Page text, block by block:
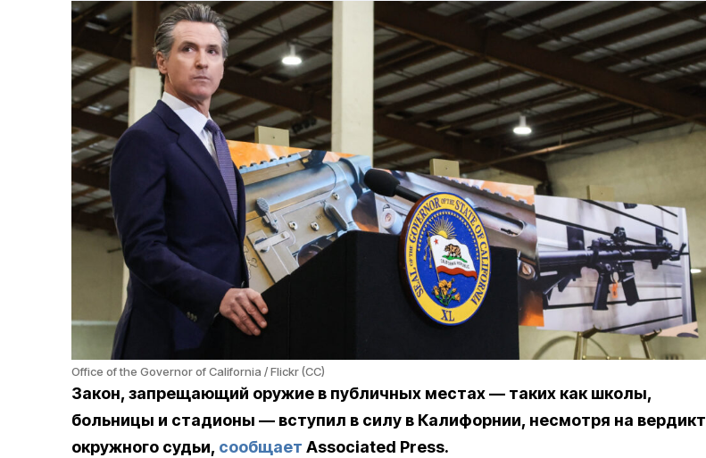
Office of the Governor of California / Flickr (CC)
Закон, запрещающий оружие в публичных местах — таких как школы,
больницы и стадионы — вступил в силу в Калифорнии, несмотря на вердикт
окружного судьи, сообщает Associated Press.